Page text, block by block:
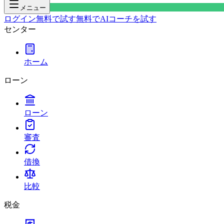
メニュー
ログイン無料で試す無料でAIコーチを試す
センター
ホーム
ローン
ローン
審査
借換
比較
税金